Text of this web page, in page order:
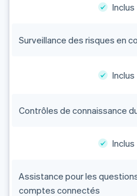
Inclus
Surveillance des risques en
Inclus
Contrôles de connaissance
Inclus
Assistance pour les
comptes connectés